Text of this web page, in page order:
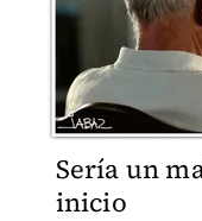
Sería un
inicio